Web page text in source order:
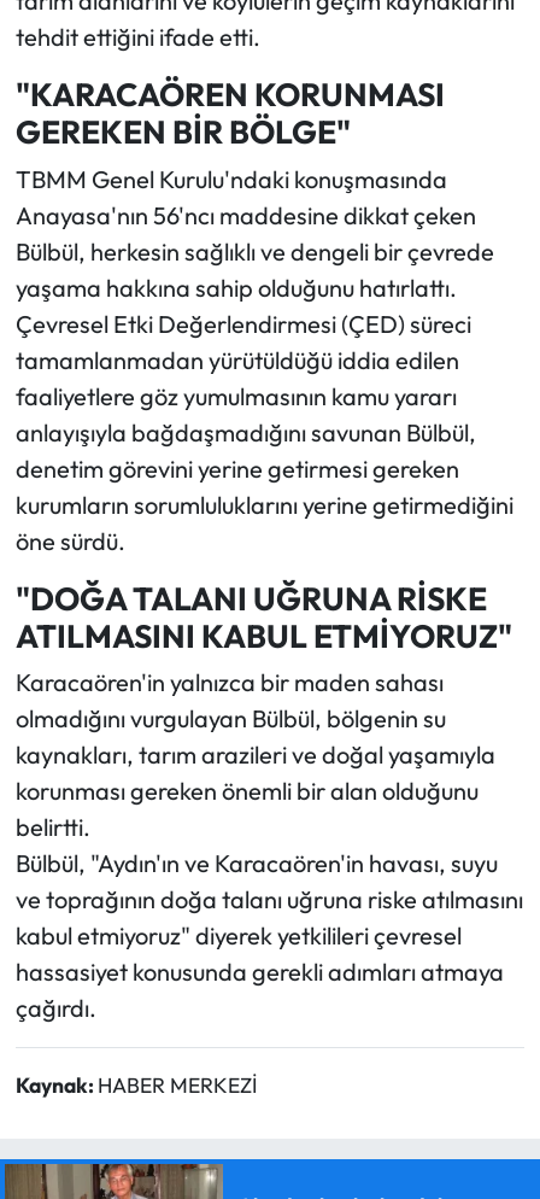
tehdit ettiğini ifade etti.
"KARACAÖREN KORUNMASI
GEREKEN BİR BÖLGE"
TBMM Genel Kurulu'ndaki konuşmasında
Anayasa'nın 56'ncı maddesine dikkat çeken
Bülbül, herkesin sağlıklı ve dengeli bir çevrede
yaşama hakkına sahip olduğunu hatırlattı.
Çevresel Etki Değerlendirmesi (ÇED) süreci
tamamlanmadan yürütüldüğü iddia edilen
faaliyetlere göz yumulmasının kamu yararı
anlayışıyla bağdaşmadığını savunan Bülbül,
denetim görevini yerine getirmesi gereken
kurumların sorumluluklarını yerine getirmediğini
öne sürdü.
"DOĞA TALANI UĞRUNA RİSKE
ATILMASINI KABUL ETMİYORUZ"
Karacaören'in yalnızca bir maden sahası
olmadığını vurgulayan Bülbül, bölgenin su
kaynakları, tarım arazileri ve doğal yaşamıyla
korunması gereken önemli bir alan olduğunu
belirtti.
Bülbül, "Aydın'ın ve Karacaören'in havası, suyu
ve toprağının doğa talanı uğruna riske atılmasını
kabul etmiyoruz" diyerek yetkilileri çevresel
hassasiyet konusunda gerekli adımları atmaya
çağırdı.
Kaynak: HABER MERKEZİ